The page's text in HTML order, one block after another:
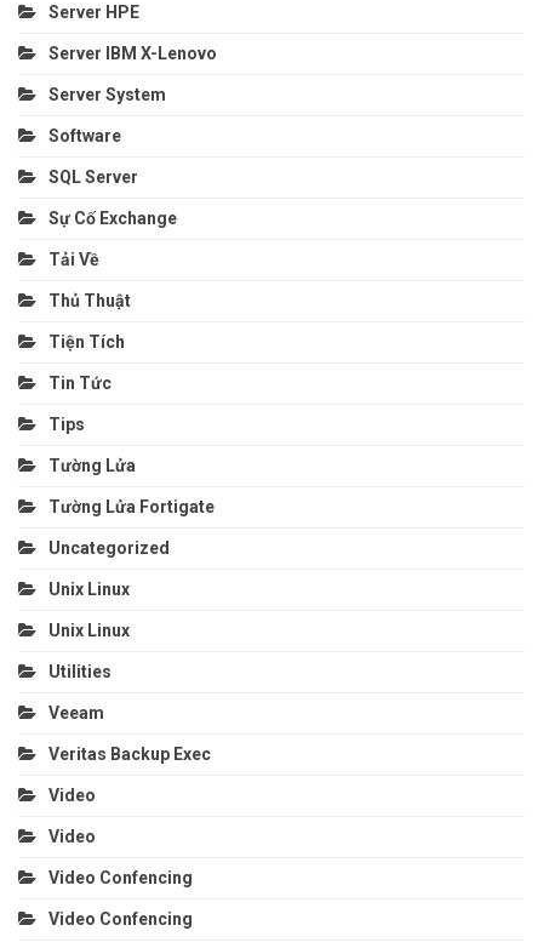
Server HPE
Server IBM X-Lenovo
Server System
Software
SQL Server
Sự Cố Exchange
Tải Về
Thủ Thuật
Tiện Tích
Tin Tức
Tips
Tường Lửa
Tường Lửa Fortigate
Uncategorized
Unix Linux
Unix Linux
Utilities
Veeam
Veritas Backup Exec
Video
Video
Video Confencing
Video Confencing